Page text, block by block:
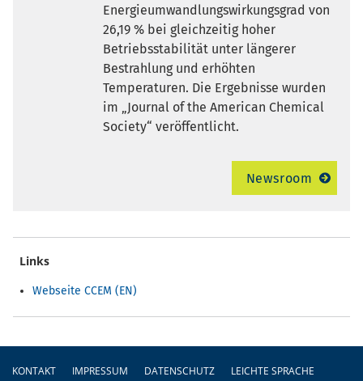
Energieumwandlungswirkungsgrad von
26,19 % bei gleichzeitig hoher
Betriebsstabilität unter längerer
Bestrahlung und erhöhten
Temperaturen. Die Ergebnisse wurden
im „Journal of the American Chemical
Society“ veröffentlicht.
Newsroom
Links
Webseite CCEM (EN)
Fußzeile
KONTAKT IMPRESSUM DATENSCHUTZ
LEICHTE SPRACHE